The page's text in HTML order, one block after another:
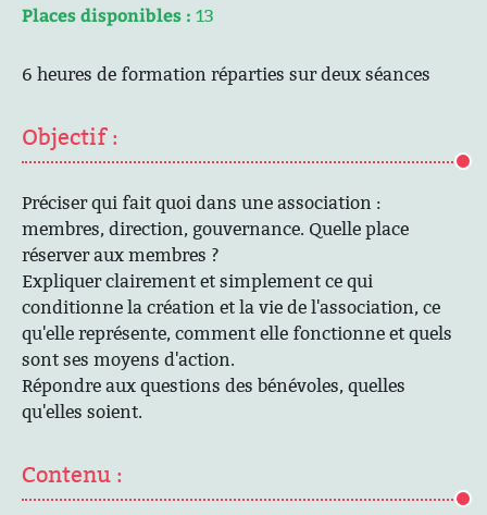
Places disponibles : 13
6 heures de formation réparties sur deux séances
Objectif :
Préciser qui fait quoi dans une association :
membres, direction, gouvernance. Quelle place
réserver aux membres ?
Expliquer clairement et simplement ce qui
conditionne la création et la vie de l'association, ce
qu'elle représente, comment elle fonctionne et quels
sont ses moyens d'action.
Répondre aux questions des bénévoles, quelles
qu'elles soient.
Contenu :